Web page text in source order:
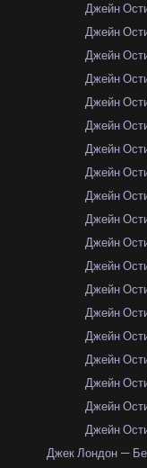
Джейн
Джейн
Джейн
Джейн
Джейн
Джейн
Джейн
Джейн
Джейн
Джейн
Джейн
Джейн
Джейн
Джейн
Джейн
Джейн
Джейн
Джейн
Джейн
Джек Лондон —